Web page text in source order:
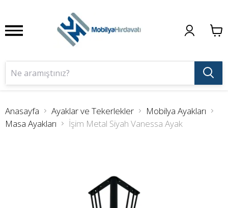
Anasayfa Ayaklar ve Tekerlekler
Mobilya Ayakları
Masa Ayakları
İşim Metal Siyah Vanessa Ayak